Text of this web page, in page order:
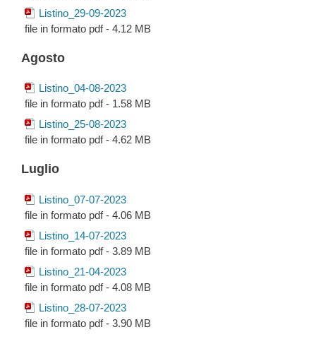
Listino_29-09-2023
file in formato pdf - 4.12 MB
Agosto
Listino_04-08-2023
file in formato pdf - 1.58 MB
Listino_25-08-2023
file in formato pdf - 4.62 MB
Luglio
Listino_07-07-2023
file in formato pdf - 4.06 MB
Listino_14-07-2023
file in formato pdf - 3.89 MB
Listino_21-04-2023
file in formato pdf - 4.08 MB
Listino_28-07-2023
file in formato pdf - 3.90 MB